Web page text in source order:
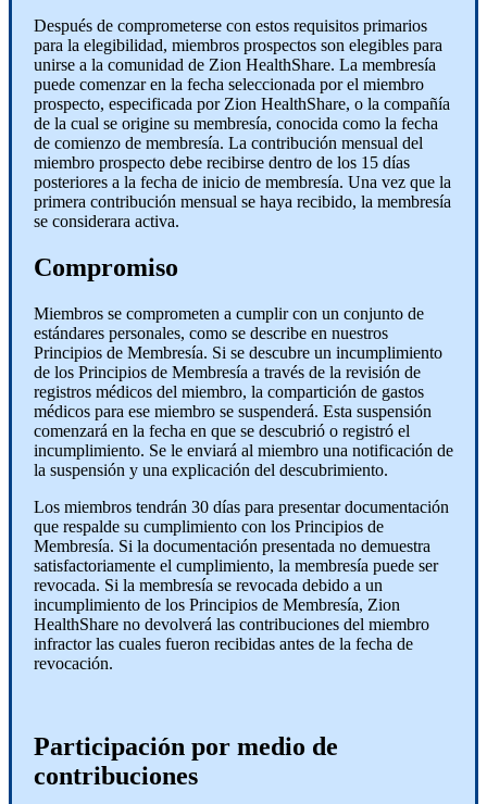
Después de comprometerse con estos requisitos primarios
para la elegibilidad, miembros prospectos son elegibles para
unirse a la comunidad de Zion HealthShare. La membresía
puede comenzar en la fecha seleccionada por el miembro
prospecto, especificada por Zion HealthShare, o la compañía
de la cual se origine su membresía, conocida como la fecha
de comienzo de membresía. La contribución mensual del
miembro prospecto debe recibirse dentro de los 15 días
posteriores a la fecha de inicio de membresía. Una vez que la
primera contribución mensual se haya recibido, la membresía
se considerara activa.
Compromiso
Miembros se comprometen a cumplir con un conjunto de
estándares personales, como se describe en nuestros
Principios de Membresía. Si se descubre un incumplimiento
de los Principios de Membresía a través de la revisión de
registros médicos del miembro, la compartición de gastos
médicos para ese miembro se suspenderá. Esta suspensión
comenzará en la fecha en que se descubrió o registró el
incumplimiento. Se le enviará al miembro una notificación de
la suspensión y una explicación del descubrimiento.
Los miembros tendrán 30 días para presentar documentación
que respalde su cumplimiento con los Principios de
Membresía. Si la documentación presentada no demuestra
satisfactoriamente el cumplimiento, la membresía puede ser
revocada. Si la membresía se revocada debido a un
incumplimiento de los Principios de Membresía, Zion
HealthShare no devolverá las contribuciones del miembro
infractor las cuales fueron recibidas antes de la fecha de
revocación.
Participación por medio de
contribuciones